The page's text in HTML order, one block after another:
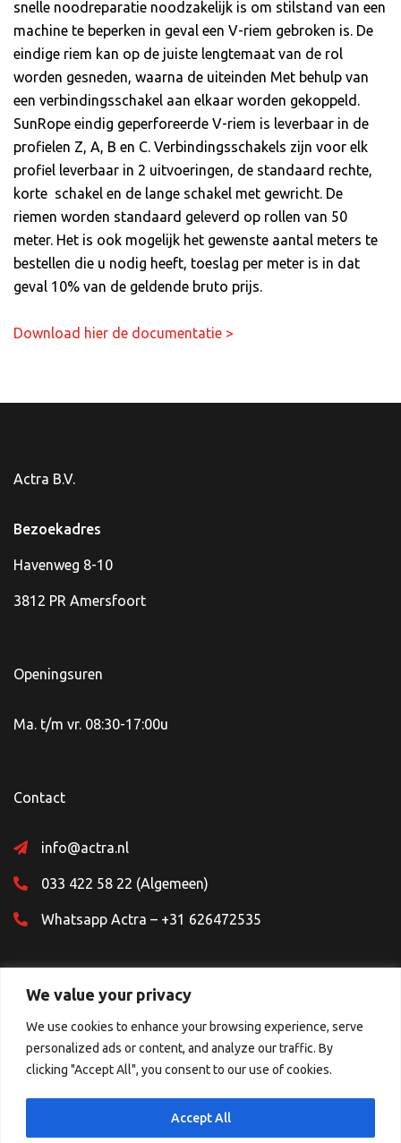
We value your privacy
We use cookies to enhance your browsing experience, serve
personalized ads or content, and analyze our traffic. By
clicking "Accept All", you consent to our use of cookies.
Accept All
snelle noodreparatie noodzakelijk is om stilstand van een
machine te beperken in geval een V-riem gebroken is. De
eindige riem kan op de juiste lengtemaat van de rol
worden gesneden, waarna de uiteinden Met behulp van
een verbindingsschakel aan elkaar worden gekoppeld.
SunRope eindig geperforeerde V-riem is leverbaar in de
profielen Z, A, B en C. Verbindingsschakels zijn voor elk
profiel leverbaar in 2 uitvoeringen, de standaard rechte,
korte schakel en de lange schakel met gewricht. De
riemen worden standaard geleverd op rollen van 50
meter. Het is ook mogelijk het gewenste aantal meters te
bestellen die u nodig heeft, toeslag per meter is in dat
geval 10% van de geldende bruto prijs.
Download hier de documentatie >
Actra B.V.
Bezoekadres
Havenweg 8-10
3812 PR Amersfoort
Openingsuren
Ma. t/m vr. 08:30-17:00u
Contact
info@actra.nl
033 422 58 22 (Algemeen)
Whatsapp Actra – +31 626472535
Sociale Media